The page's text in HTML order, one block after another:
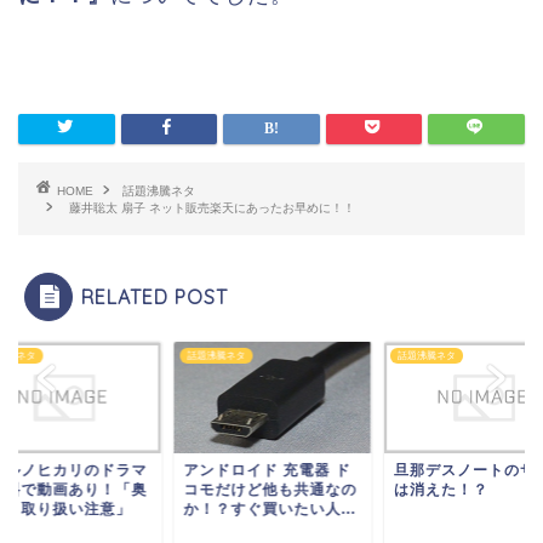
HOME
話題沸騰ネタ
藤井聡太 扇子 ネット販売楽天にあったお早めに！！
RELATED POST
ヒカリのドラマ
動画あり！「奥
り扱い注意」
話題沸騰ネタ
アンドロイド 充電器 ド
コモだけど他も共通なの
か！？すぐ買いたい人...
話題沸騰ネタ
旦那デスノートのサイト
は消えた！？